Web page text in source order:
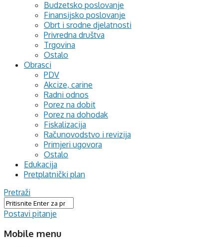
Budzetsko poslovanje
Finansijsko poslovanje
Obrt i srodne djelatnosti
Privredna društva
Trgovina
Ostalo
Obrasci
PDV
Akcize, carine
Radni odnos
Porez na dobit
Porez na dohodak
Fiskalizacija
Računovodstvo i revizija
Primjeri ugovora
Ostalo
Edukacija
Pretplatnički plan
Pretraži
Postavi pitanje
Mobile menu